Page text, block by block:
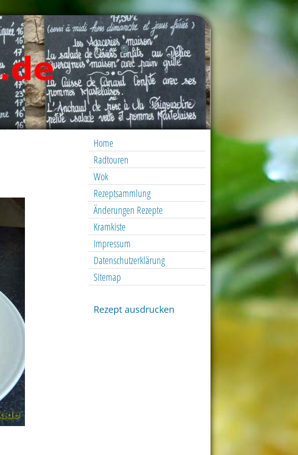
Home
Radtouren
Wok
Rezeptsammlung
Änderungen Rezepte
Kramkiste
Impressum
Datenschutzerklärung
Sitemap
Rezept ausdrucken